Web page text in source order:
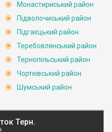
Монастириський район
Підволочиський район
Підгаєцький район
Теребовлянський район
Тернопільський район
Чортківський район
Шумський район